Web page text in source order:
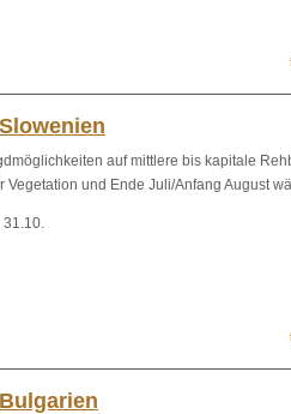
Slowenien
auf mittlere bis kapitale
Vegetation und Ende Juli/Anfang August
31.10.
Bulgarien